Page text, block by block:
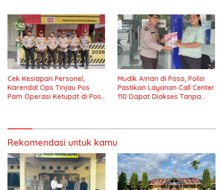
Cek Kesiapan Personel,
Karendal Ops Tinjau Pos
Pam Operasi Ketupat di Poso
Mudik Aman di Poso, Polisi
Pastikan Layanan Call Center
110 Dapat Diakses Tanpa
Rekomendasi untuk kamu